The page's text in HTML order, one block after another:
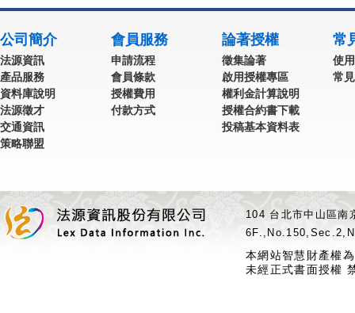
公司簡介
法源資訊
產品服務
資料庫說明
法源徵才
交通資訊
策略聯盟
會員服務
申請流程
會員條款
授權費用
付款方式
論著授權
徵集論著
啟用授權專區
權利金計算說明
授權合約書下載
投稿基本資料表
常
使
常
104 台北市中山區
本網站智慧財產權
未經正式書面授權